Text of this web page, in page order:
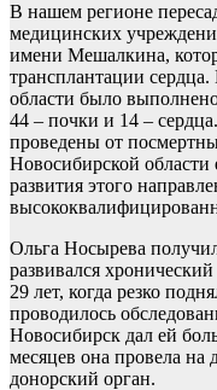
В нашем регионе
медицинских
имени Мешалкина,
трансплантации
области было
44 – почки и 14 –
проведены от
Новосибирской области
развития этого
Ольга Носырева
развивался
29 лет, когда резко
проводилось
Новосибирск дал ей
месяцев она провела на
донорский орган.